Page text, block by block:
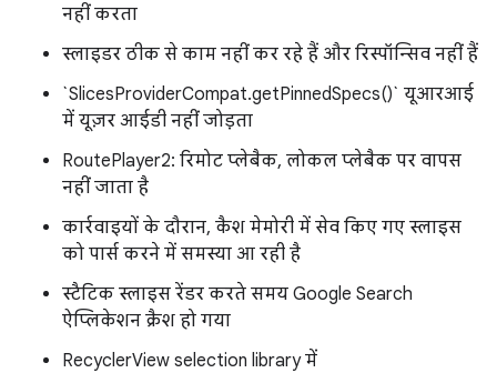
नहीं करता
स्लाइडर ठीक से काम नहीं कर रहे हैं और रिस्पॉन्सिव नहीं हैं
`SlicesProviderCompat.getPinnedSpecs()` यूआरआई
में यूज़र आईडी नहीं जोड़ता
RoutePlayer2: रिमोट प्लेबैक, लोकल प्लेबैक पर वापस
नहीं जाता है
कार्रवाइयों के दौरान, कैश मेमोरी में सेव किए गए स्लाइस
को पार्स करने में समस्या आ रही है
स्टैटिक स्लाइस रेंडर करते समय Google Search
ऐप्लिकेशन क्रैश हो गया
RecyclerView selection library में